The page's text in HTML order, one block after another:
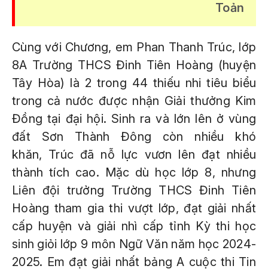
Toản
Cùng với Chương, em Phan Thanh Trúc, lớp
8A Trường THCS Đinh Tiên Hoàng (huyện
Tây Hòa) là 2 trong 44 thiếu nhi tiêu biểu
trong cả nước được nhận Giải thưởng Kim
Đồng tại đại hội. Sinh ra và lớn lên ở vùng
đất Sơn Thành Đông còn nhiều khó
khăn, Trúc đã nỗ lực vươn lên đạt nhiều
thành tích cao. Mặc dù học lớp 8, nhưng
Liên đội trưởng Trường THCS Đinh Tiên
Hoàng tham gia thi vượt lớp, đạt giải nhất
cấp huyện và giải nhì cấp tỉnh Kỳ thi học
sinh giỏi lớp 9 môn Ngữ Văn năm học 2024-
2025. Em đạt giải nhất bảng A cuộc thi Tin